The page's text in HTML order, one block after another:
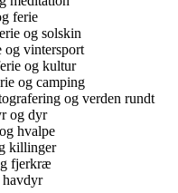
ferie
og solskin
og vintersport
og kultur
og camping
og verden rundt
og dyr
hvalpe
killinger
fjerkræ